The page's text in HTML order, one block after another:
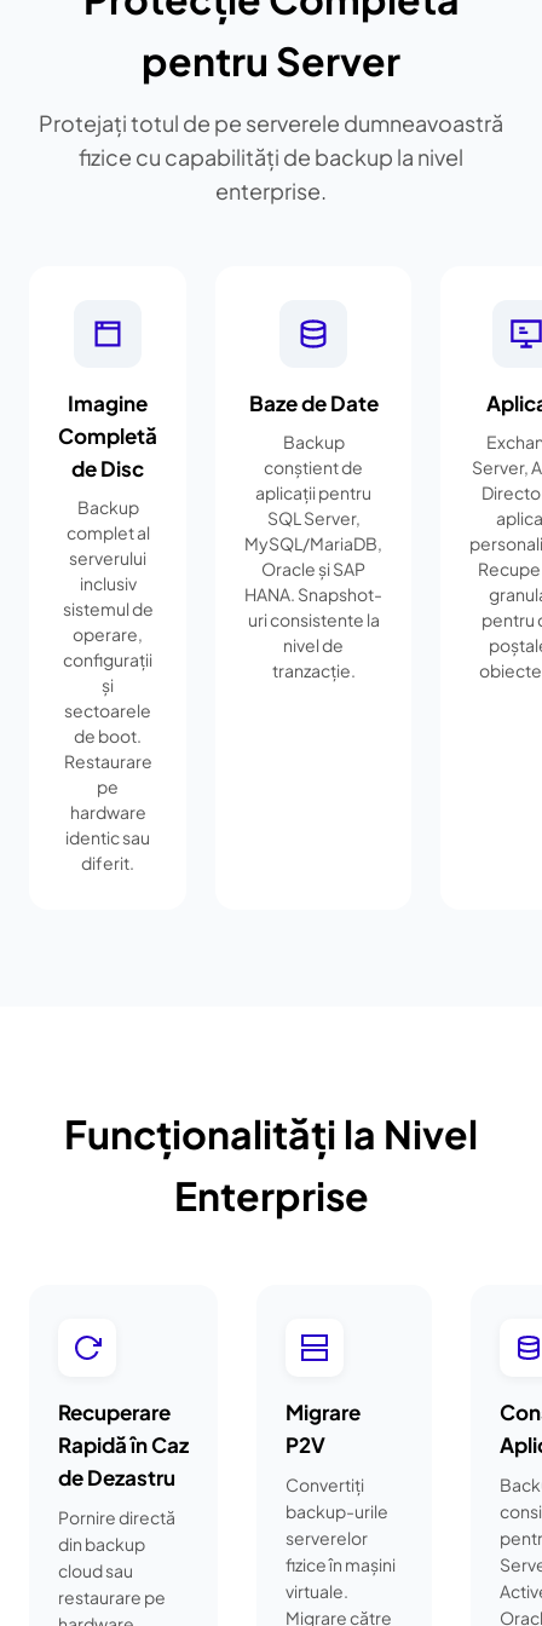
pentru Server
Protejați totul de pe serverele dumneavoastră
fizice cu capabilități de backup la nivel
enterprise.
Imagine
Completă
de Disc
Backup
complet al
serverului
inclusiv
sistemul de
operare,
configurații
și
sectoarele
de boot.
Restaurare
pe
hardware
identic sau
diferit.
Baze de Date
Backup
conștient de
aplicații pentru
SQL Server,
MySQL/MariaDB,
Oracle și SAP
HANA. Snapshot-
uri consistente la
nivel de
tranzacție.
Server,
pentru
obiecte
Funcționalități la Nivel
Enterprise
Recuperare
Rapidă în Caz
de Dezastru
Pornire directă
din backup
cloud sau
restaurare pe
Migrare
P2V
Convertiți
backup-urile
serverelor
fizice în mașini
virtuale.
Migrare către